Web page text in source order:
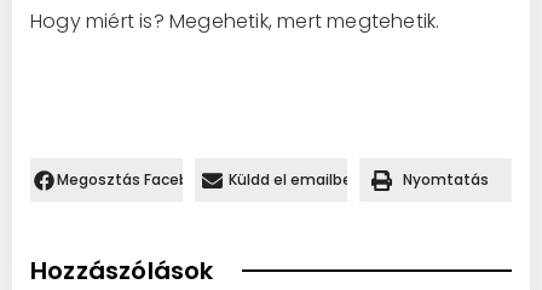
Hogy miért is? Megehetik, mert megtehetik.
Megosztás Facebookon.Küldd el emailben Nyomtatás
Hozzászólások